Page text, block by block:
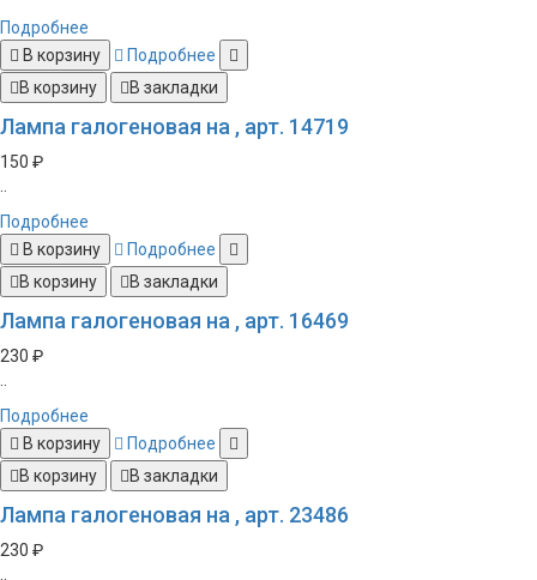
Подробнее
В корзину
Подробнее
В корзину
В закладки
Лампа галогеновая на , арт. 14719
150 ₽
Подробнее
В корзину
Подробнее
В корзину
В закладки
Лампа галогеновая на , арт. 16469
230 ₽
Подробнее
В корзину
Подробнее
В корзину
В закладки
Лампа галогеновая на , арт. 23486
230 ₽